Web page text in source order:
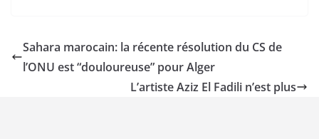
Sahara marocain: la récente résolution du CS de
l’ONU est “douloureuse” pour Alger
L’artiste Aziz El Fadili n’est plus